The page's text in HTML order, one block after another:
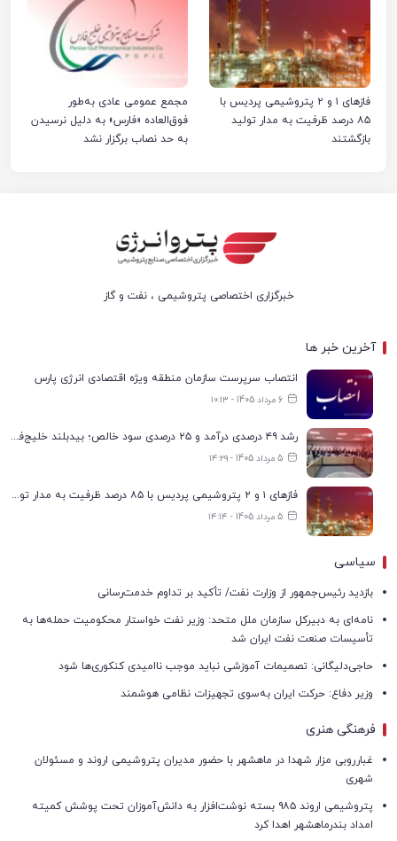
فازهای ۱ و ۲ پتروشیمی پردیس با
۸۵ درصد ظرفیت به مدار تولید
بازگشتند
مجمع عمومی عادی به‌طور
فوق‌العاده «فارس» به دلیل نرسیدن
به حد نصاب برگزار نشد
خبرگزاری اختصاصی پتروشیمی ، نفت و گاز
آخرین خبر ها
انتصاب سرپرست سازمان منطقه ویژه اقتصادی انرژی پارس
6 مرداد 1405 - ۱۰:۱۳
رشد ۴۹ درصدی درآمد و ۲۵ درصدی سود خالص؛ بیدبلند خلیج‌فارس سال ۱۴۰۴ را با رکوردهای جدید به پایان رساند
5 مرداد 1405 - ۱۴:۲۹
فازهای ۱ و ۲ پتروشیمی پردیس با ۸۵ درصد ظرفیت به مدار تولید بازگشتند
5 مرداد 1405 - ۱۴:۱۴
سیاسی
بازدید رئیس‌جمهور از وزارت نفت/ تأکید بر تداوم خدمت‌رسانی
نامه‌ای به دبیرکل سازمان ملل متحد: وزیر نفت خواستار محکومیت حمله‌ها به
تأسیسات صنعت نفت ایران شد
حاجی‌دلیگانی: تصمیمات آموزشی نباید موجب ناامیدی کنکوری‌ها شود
وزیر دفاع: حرکت ایران به‌سوی تجهیزات نظامی هوشمند
فرهنگی هنری
غبارروبی مزار شهدا در ماهشهر با حضور مدیران پتروشیمی اروند و مسئولان
شهری
پتروشیمی اروند ۹۸۵ بسته نوشت‌افزار به دانش‌آموزان تحت پوشش کمیته
امداد بندرماهشهر اهدا کرد